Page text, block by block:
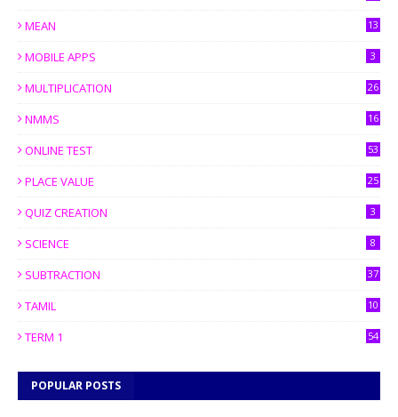
MEAN 13
MOBILE APPS 3
MULTIPLICATION 26
NMMS 16
ONLINE TEST 53
PLACE VALUE 25
QUIZ CREATION 3
SCIENCE 8
SUBTRACTION 37
TAMIL 10
TERM 1 54
POPULAR POSTS